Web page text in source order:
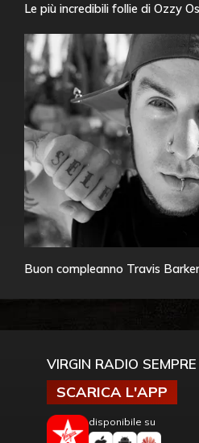
Le più incredibili follie di Ozzy
Buon compleanno Travis
VIRGIN RADIO
SCARICA L'APP
disponibile su